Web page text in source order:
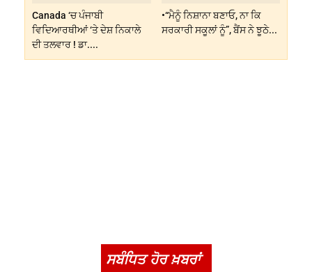
Canada ‘ਚ ਪੰਜਾਬੀ
ਵਿਦਿਆਰਥੀਆਂ ‘ਤੇ ਦੇਸ਼ ਨਿਕਾਲੇ
ਦੀ ਤਲਵਾਰ ! ਡਾ....
•“ਮੈਨੂੰ ਨਿਸ਼ਾਨਾ ਬਣਾਓ, ਨਾ ਕਿ
ਸਰਕਾਰੀ ਸਕੂਲਾਂ ਨੂੰ”, ਬੈਂਸ ਨੇ ਝੂਠੇ...
ਸਬੰਧਿਤ ਹੋਰ ਖ਼ਬਰਾਂ